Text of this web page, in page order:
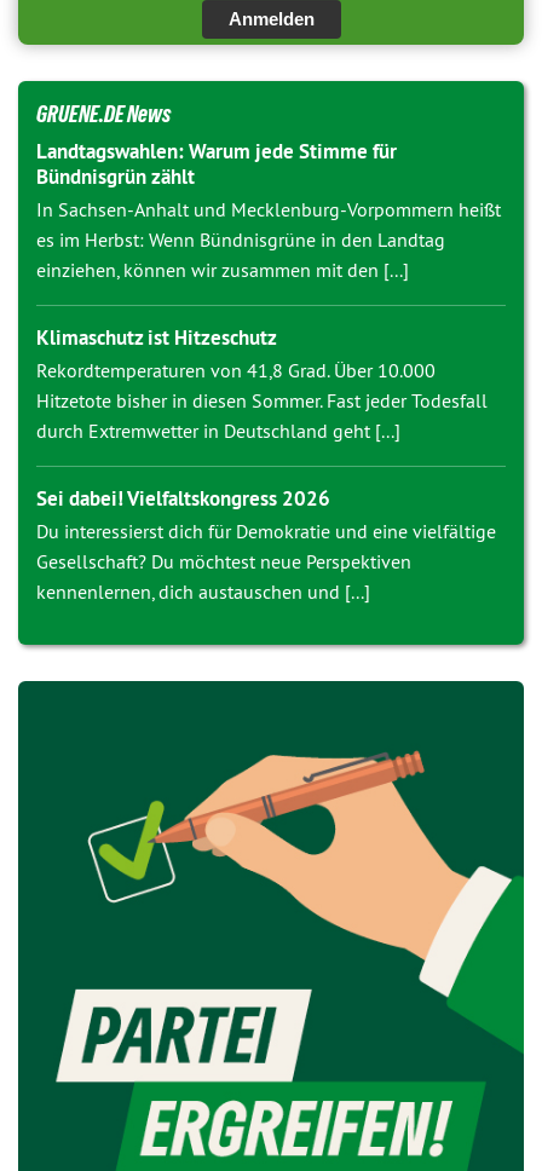
Anmelden
GRUENE.DE News
Landtagswahlen: Warum jede Stimme für
Bündnisgrün zählt
In Sachsen-Anhalt und Mecklenburg-Vorpommern heißt
es im Herbst: Wenn Bündnisgrüne in den Landtag
einziehen, können wir zusammen mit den [...]
Klimaschutz ist Hitzeschutz
Rekordtemperaturen von 41,8 Grad. Über 10.000
Hitzetote bisher in diesen Sommer. Fast jeder Todesfall
durch Extremwetter in Deutschland geht [...]
Sei dabei! Vielfaltskongress 2026
Du interessierst dich für Demokratie und eine vielfältige
Gesellschaft? Du möchtest neue Perspektiven
kennenlernen, dich austauschen und [...]